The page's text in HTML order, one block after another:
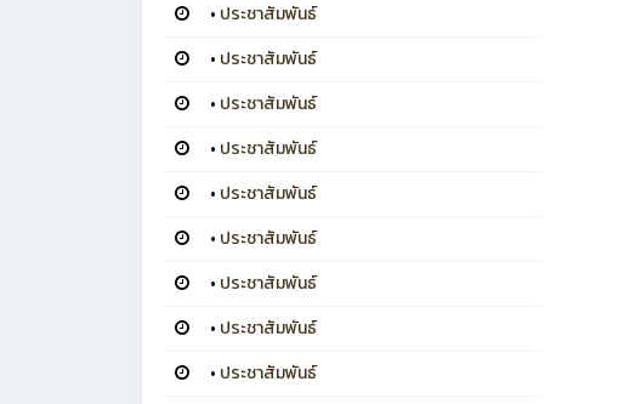
• ประชาสัมพันธ์
• ประชาสัมพันธ์
• ประชาสัมพันธ์
• ประชาสัมพันธ์
• ประชาสัมพันธ์
• ประชาสัมพันธ์
• ประชาสัมพันธ์
• ประชาสัมพันธ์
• ประชาสัมพันธ์